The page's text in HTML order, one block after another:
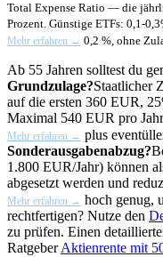
Total Expense Ratio — die
Prozent. Günstige ETFs: 0,1-
Mehr erfahren → 0,2 %, ohne
Ab 55 Jahren solltest du
Grundzulage?Staatlicher
auf die ersten 360 EUR,
Maximal 540 EUR pro
Mehr erfahren → plus
Sonderausgabenabzug?
1.800 EUR/Jahr) können
abgesetzt werden und
Mehr erfahren → hoch genug,
rechtfertigen? Nutze den
zu prüfen. Einen
RatgeberAktienrente mit